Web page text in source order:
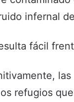
infernal
fácil
refugios